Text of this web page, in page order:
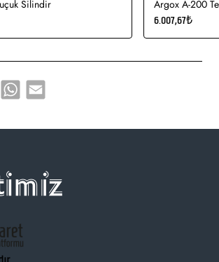
sitemiz üzerinden online olarak güvenle
Silindir Argox A-200
6.007,67₺
WhatsApp
Email